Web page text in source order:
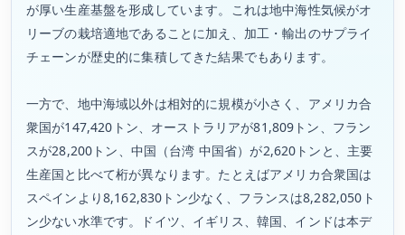
が厚い生産基盤を形成しています。これは地中海性気候がオ
リーブの栽培適地であることに加え、加工・輸出のサプライ
チェーンが歴史的に集積してきた結果でもあります。
一方で、地中海域以外は相対的に規模が小さく、アメリカ合
衆国が147,420トン、オーストラリアが81,809トン、フラン
スが28,200トン、中国（台湾 中国省）が2,620トンと、主要
生産国と比べて桁が異なります。たとえばアメリカ合衆国は
スペインより8,162,830トン少なく、フランスは8,282,050ト
ン少ない水準です。ドイツ、イギリス、韓国、インドは本デ